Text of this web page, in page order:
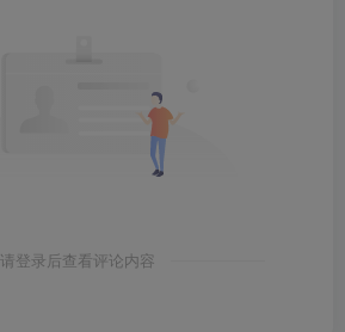
请登录后查看评论内容